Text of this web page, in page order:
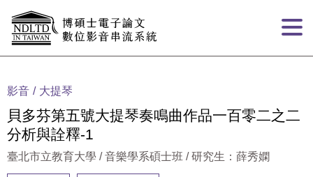
影音 大提琴
貝多芬第五號大提琴奏鳴曲作品一百零二之二
分析與詮釋-1
臺北市立教育大學 / 音樂學系碩士班 / 研究生：薛秀嫻